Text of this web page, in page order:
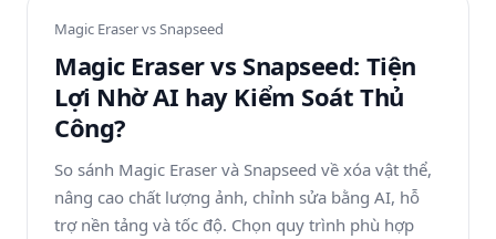
Magic Eraser vsSnapseed
Magic Eraser vs Snapseed: Tiện
Lợi Nhờ AI hay Kiểm Soát Thủ
Công?
So sánh Magic Eraser và Snapseed về xóa vật thể,
nâng cao chất lượng ảnh, chỉnh sửa bằng AI, hỗ
trợ nền tảng và tốc độ. Chọn quy trình phù hợp